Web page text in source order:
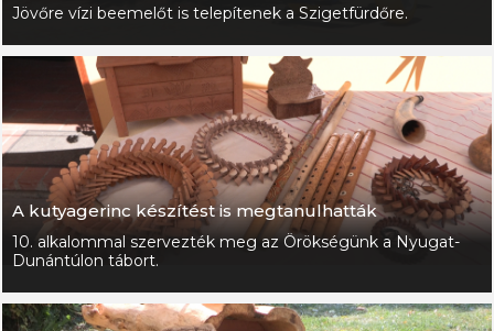
Jövőre vízi beemelőt is telepítenek a Szigetfürdőre.
A kutyagerinc készítést is megtanulhatták
10. alkalommal szervezték meg az Örökségünk a Nyugat-
Dunántúlon tábort.